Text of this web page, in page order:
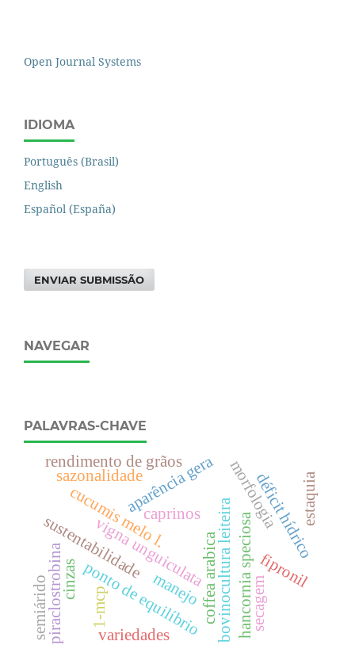
Open Journal Systems
IDIOMA
Português (Brasil)
English
Español (España)
ENVIAR SUBMISSÃO
NAVEGAR
PALAVRAS-CHAVE
caprinos
vigna unguiculata
sustentabilidade coffea arabica
ponto de equilíbriobovinocultura leiteira
aparência gera
1-mcp hancornia speciosa
morfologia
rendimento de grãos
déficit hídrico
cucumis melo l.
variedades
fipronil
piraclostrobina
sazonalidade
manejo secagem
cinzas
estaquia
semiárido